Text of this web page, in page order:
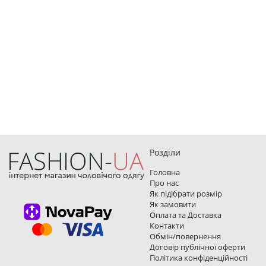
Розділи
Головна
Про нас
Як підібрати розмір
Як замовити
Оплата та Доставка
Контакти
Обмін/повернення
Договір публічної оферти
Політика конфіденційності